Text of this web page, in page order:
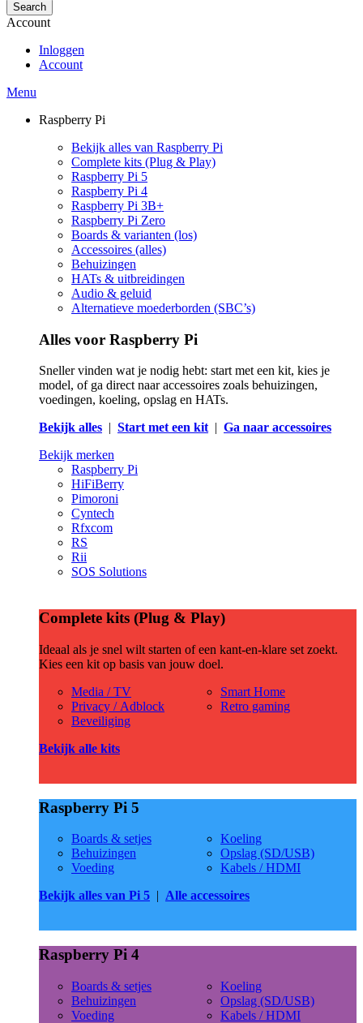
Search
Account
Inloggen
Account
Menu
Raspberry Pi
Bekijk alles van Raspberry Pi
Complete kits (Plug & Play)
Raspberry Pi 5
Raspberry Pi 4
Raspberry Pi 3B+
Raspberry Pi Zero
Boards & varianten (los)
Accessoires (alles)
Behuizingen
HATs & uitbreidingen
Audio & geluid
Alternatieve moederborden (SBC’s)
Alles voor Raspberry Pi
Sneller vinden wat je nodig hebt: start met een kit, kies je
model, of ga direct naar accessoires zoals behuizingen,
voedingen, koeling, opslag en HATs.
Bekijk alles | Start met een kit| Ga naar accessoires
Bekijk merken
Raspberry Pi
HiFiBerry
Pimoroni
Cyntech
Rfxcom
RS
Rii
SOS Solutions
Complete kits (Plug & Play)
Ideaal als je snel wilt starten of een kant-en-klare set zoekt.
Kies een kit op basis van jouw doel.
Media / TV
Privacy / Adblock
Beveiliging
Smart Home
Retro gaming
Bekijk alle kits
Raspberry Pi 5
Boards & setjes
Behuizingen
Voeding
Koeling
Opslag (SD/USB)
Kabels / HDMI
Bekijk alles van Pi 5 | Alle accessoires
Raspberry Pi 4
Boards & setjes
Behuizingen
Voeding
Koeling
Opslag (SD/USB)
Kabels / HDMI